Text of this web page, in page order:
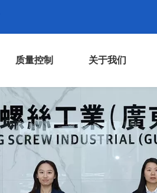
质量控制 关于我们